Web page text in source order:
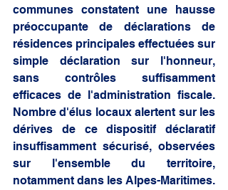
communes constatent une hausse
préoccupante de déclarations de
résidences principales effectuées sur
simple déclaration sur l'honneur,
sans contrôles suffisamment
efficaces de l'administration fiscale.
Nombre d'élus locaux alertent sur les
dérives de ce dispositif déclaratif
insuffisamment sécurisé, observées
sur l'ensemble du territoire,
notamment dans les Alpes-Maritimes.